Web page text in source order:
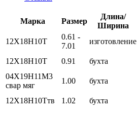
Марка Размер
Длина/
Ширина
12Х18Н10Т
0.61 -
7.01
изготовление
12Х18Н10Т 0.91 бухта
04Х19Н11М3
свар мяг
1.00 бухта
12Х18Н10Ттв 1.02 бухта